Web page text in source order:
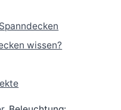
wissen?